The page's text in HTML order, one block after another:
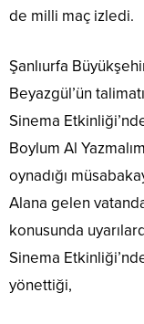
de milli maç izledi.
Şanlıurfa
Beyazgül’ün
Sinema
Boylum Al
oynadığı
Alana gelen
konusunda
Sinema Etkinliği’nde
yönettiği,